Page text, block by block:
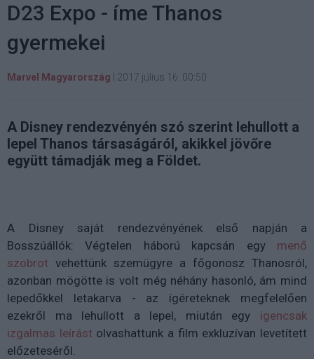
D23 Expo - íme Thanos
gyermekei
Marvel Magyarország 2017 július 16. 00:50
A Disney rendezvényén szó szerint lehullott a
lepel Thanos társaságáról, akikkel jövőre
együtt támadják meg a Földet.
A Disney saját rendezvényének első napján a
Bosszúállók: Végtelen háború kapcsán egy menő
szobrot vehettünk szemügyre a főgonosz Thanosról,
azonban mögötte is volt még néhány hasonló, ám mind
lepedőkkel letakarva - az ígéreteknek megfelelően
ezekről ma lehullott a lepel, miután egy igencsak
izgalmas leírást olvashattunk a film exkluzívan levetített
előzeteséről.